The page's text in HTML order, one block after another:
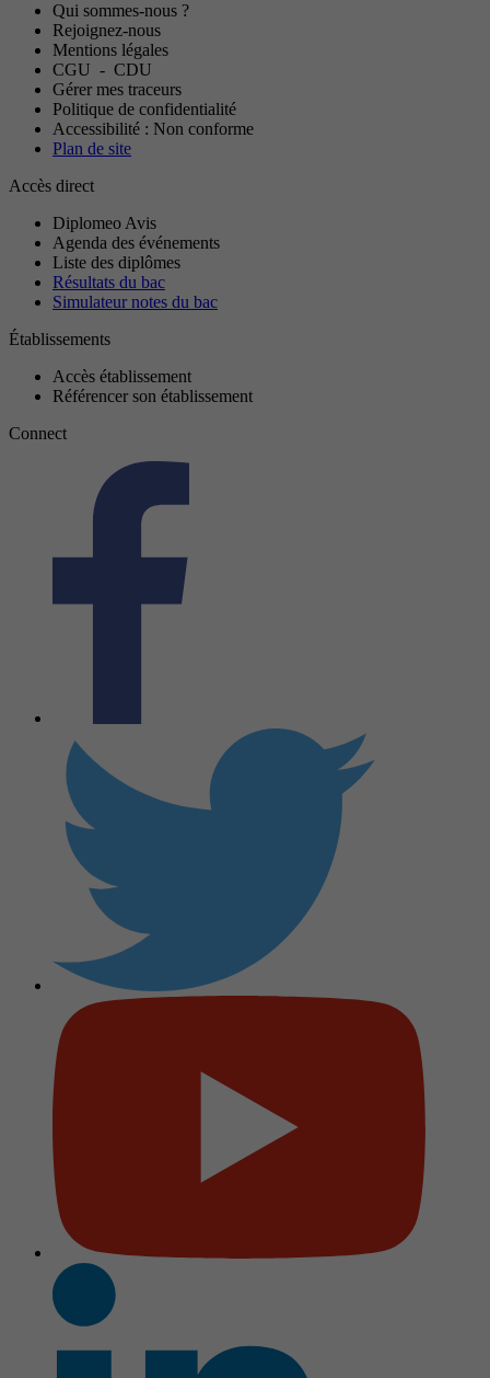
Qui sommes-nous ?
Rejoignez-nous
Mentions légales
CGU - CDU
Gérer mes traceurs
Politique de confidentialité
Accessibilité : Non conforme
Plan de site
Accès direct
Diplomeo Avis
Agenda des événements
Liste des diplômes
Résultats du bac
Simulateur notes du bac
Établissements
Accès établissement
Référencer son établissement
Connect